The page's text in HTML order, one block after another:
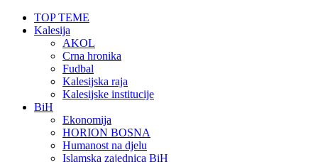
TOP TEME
Kalesija
AKOL
Crna hronika
Fudbal
Kalesijska raja
Kalesijske institucije
BiH
Ekonomija
HORION BOSNA
Humanost na djelu
Islamska zajednica BiH